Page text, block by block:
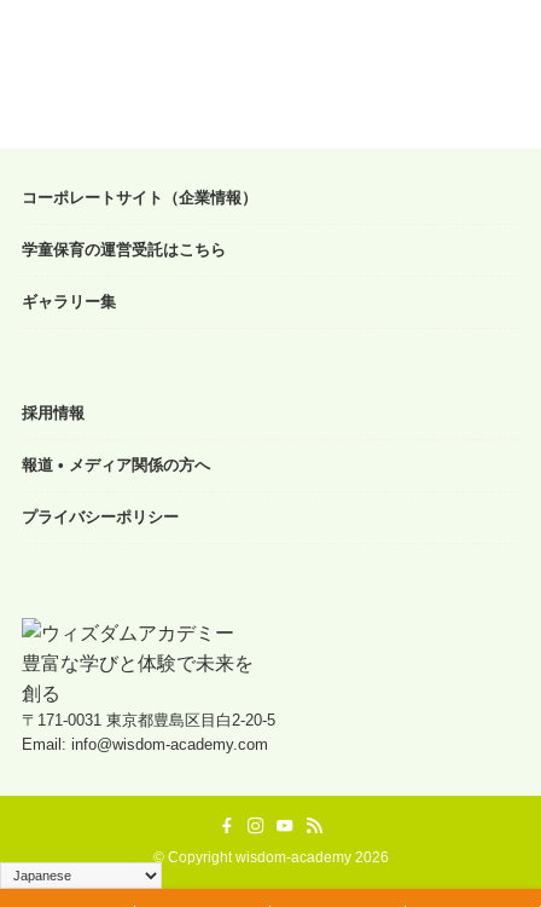
コーポレートサイト（企業情報）
学童保育の運営受託はこちら
ギャラリー集
採用情報
報道 • メディア関係の方へ
プライバシーポリシー
〒171-0031 東京都豊島区目白2-20-5
Email: info@wisdom-academy.com
©Copyright wisdom-academy 2026